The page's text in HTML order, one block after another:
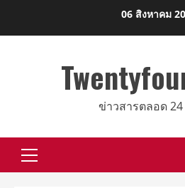
06 สิงหาคม
ข่าวสารตลอด
Primary